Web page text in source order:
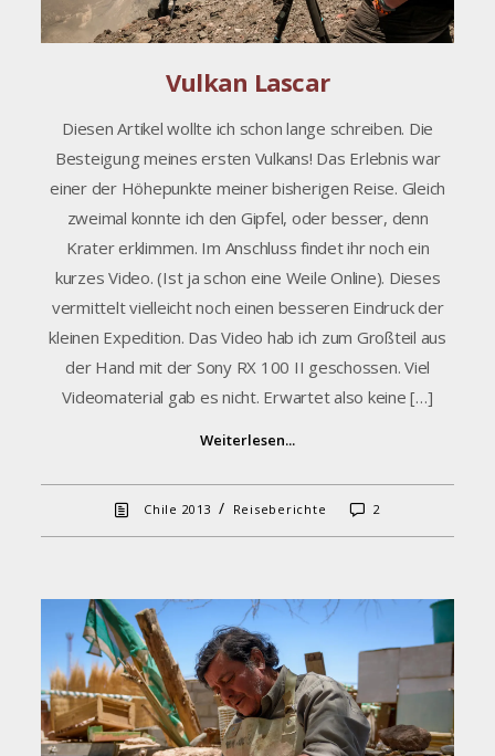
Vulkan Lascar
Diesen Artikel wollte ich schon lange schreiben. Die
Besteigung meines ersten Vulkans! Das Erlebnis war
einer der Höhepunkte meiner bisherigen Reise. Gleich
zweimal konnte ich den Gipfel, oder besser, denn
Krater erklimmen. Im Anschluss findet ihr noch ein
kurzes Video. (Ist ja schon eine Weile Online). Dieses
vermittelt vielleicht noch einen besseren Eindruck der
kleinen Expedition. Das Video hab ich zum Großteil aus
der Hand mit der Sony RX 100 II geschossen. Viel
Videomaterial gab es nicht. Erwartet also keine […]
Weiterlesen...
Chile 2013 / Reiseberichte 2